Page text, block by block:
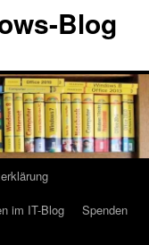
Blog
im IT-Blog
Spenden